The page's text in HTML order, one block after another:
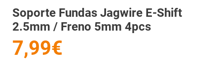
Soporte Fundas Jagwire E-Shift
2.5mm / Freno 5mm 4pcs
7,99€